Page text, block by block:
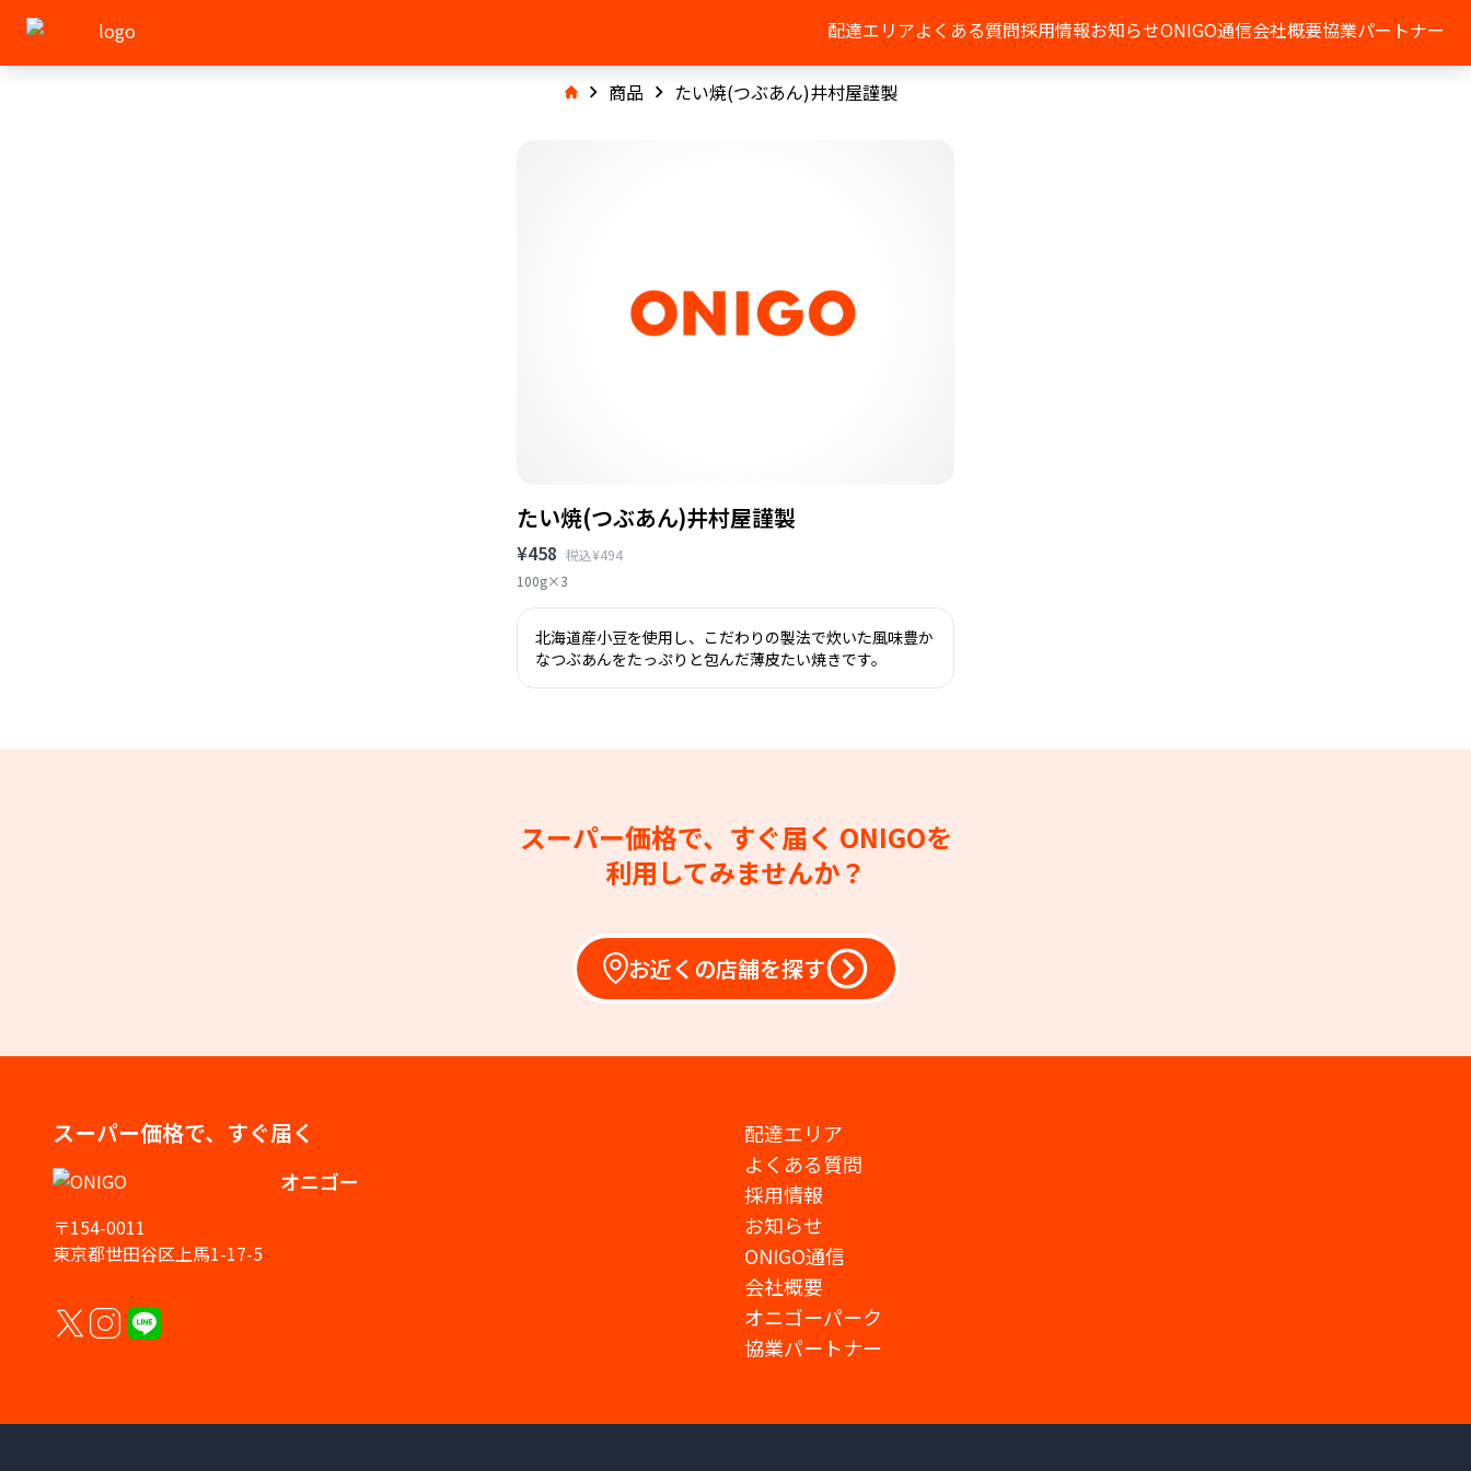
配達エリアよくある質問採用情報お知らせONIGO通信会社概要協業パートナー
商品 たい焼(つぶあん)井村屋謹製
たい焼(つぶあん)井村屋謹製
¥458 税込¥494
100g×3
北海道産小豆を使用し、こだわりの製法で炊いた風味豊か
なつぶあんをたっぷりと包んだ薄皮たい焼きです。
スーパー価格で、すぐ届く ONIGOを
利用してみませんか？
お近くの店舗を探す
スーパー価格で、すぐ届く
オニゴー
〒154-0011
東京都世田谷区上馬1-17-5
配達エリア
よくある質問
採用情報
お知らせ
ONIGO通信
会社概要
オニゴーパーク
協業パートナー